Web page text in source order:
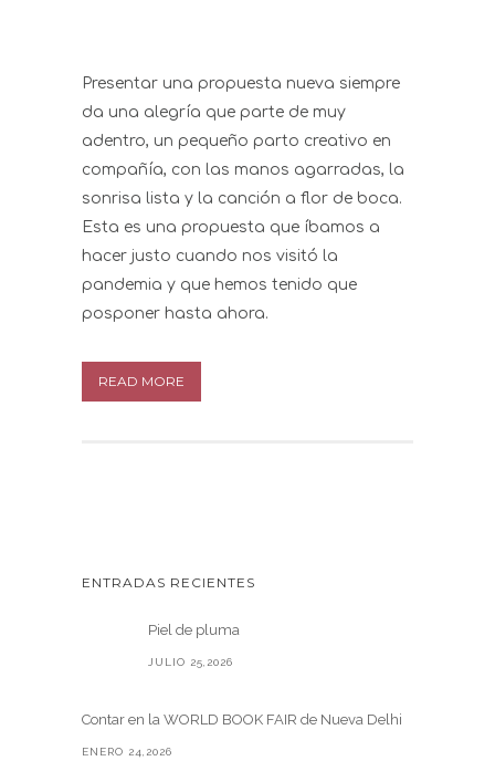
Presentar una propuesta nueva siempre
da una alegría que parte de muy
adentro, un pequeño parto creativo en
compañía, con las manos agarradas, la
sonrisa lista y la canción a flor de boca.
Esta es una propuesta que íbamos a
hacer justo cuando nos visitó la
pandemia y que hemos tenido que
posponer hasta ahora.
READ MORE
ENTRADAS RECIENTES
Piel de pluma
JULIO 25,2026
Contar en la WORLD BOOK FAIR de Nueva Delhi
ENERO 24,2026